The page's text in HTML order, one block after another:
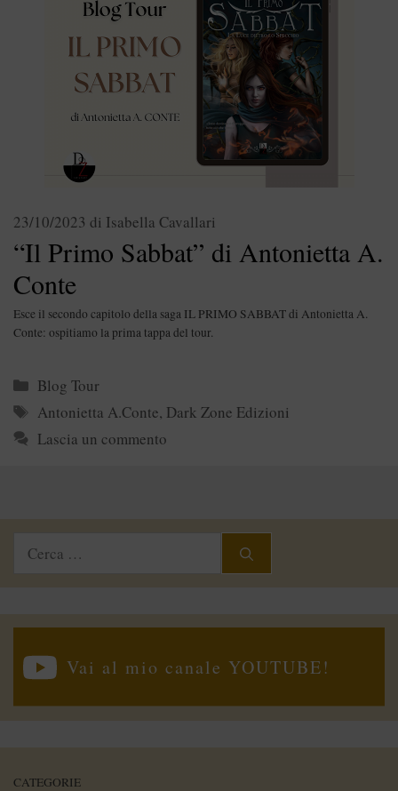
“Il Primo Sabbat” di Antonietta A.
Conte
23/10/2023 di Isabella Cavallari
Esce il secondo capitolo della saga IL PRIMO SABBAT di Antonietta A.
Conte: ospitiamo la prima tappa del tour.
Categorie
Blog Tour
Tag
Antonietta A.Conte, Dark Zone Edizioni
Lascia un commento
Ricerca
Vai al mio canale YOUTUBE!
CATEGORIE